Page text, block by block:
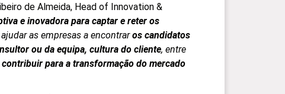
de Almeida, Head of Innovation &
e inovadora para captar e reter os
as empresas a encontraros candidatos
ou da equipa, cultura do cliente, entre
para a transformação do mercado